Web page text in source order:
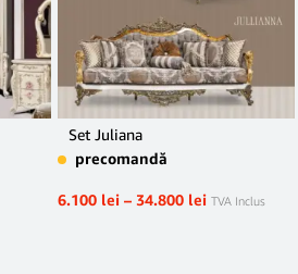
Set Juliana
precomandă
6.100 lei – 34.800 lei TVA Inclus